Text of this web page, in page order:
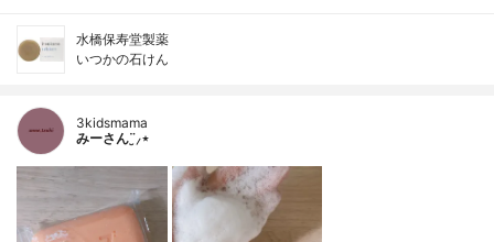
水橋保寿堂製薬
いつかの石けん
3kidsmama
みーさん¨̮⸝⋆